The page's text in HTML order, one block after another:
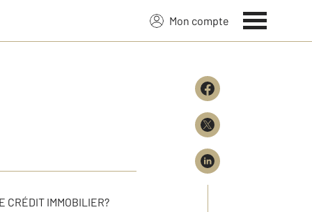
Mon compte
CRÉDIT IMMOBILIER?